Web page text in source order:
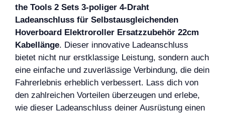
the Tools 2 Sets 3-poliger 4-Draht
Ladeanschluss für Selbstausgleichenden
Hoverboard Elektroroller Ersatzzubehör 22cm
Kabellänge. Dieser innovative Ladeanschluss
bietet nicht nur erstklassige Leistung, sondern auch
eine einfache und zuverlässige Verbindung, die dein
Fahrerlebnis erheblich verbessert. Lass dich von
den zahlreichen Vorteilen überzeugen und erlebe,
wie dieser Ladeanschluss deiner Ausrüstung einen